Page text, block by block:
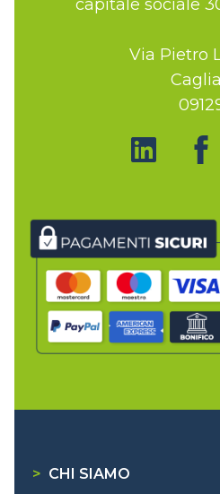
capitale sociale
Via Pietro
> CHI SIAMO